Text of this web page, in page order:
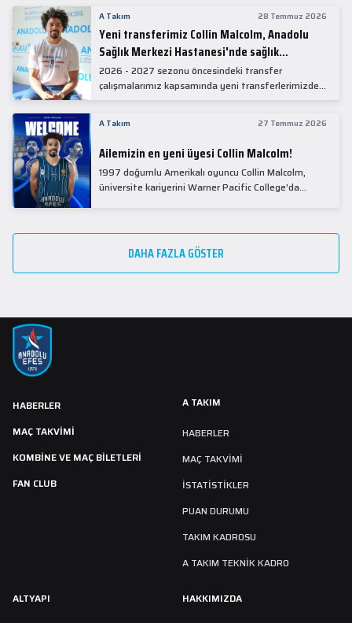
A Takım 28 Temmuz 2026
Yeni transferimiz Collin Malcolm, Anadolu
Sağlık Merkezi Hastanesi'nde sağlık
kontrolünden geçti.
2026 - 2027 sezonu öncesindeki transfer
çalışmalarımız kapsamında yeni transferlerimizden
Collin Malcolm, bugün partnerimiz Anadolu Sağlık
kontrollerinden geçti.
A Takım 27 Temmuz 2026
Ailemizin en yeni üyesi Collin Malcolm!
1997 doğumlu Amerikalı oyuncu Collin Malcolm,
üniversite kariyerini Warner Pacific College'da
DAHA FAZLA GÖSTER
HABERLER
MAÇ TAKVIMI
KOMBİNE VE MAÇ BİLETLERİ
FAN CLUB
A TAKIM
HABERLER
MAÇ TAKVIMI
İSTATİSTİKLER
PUAN DURUMU
TAKIM KADROSU
A TAKIM TEKNİK KADRO
ALTYAPI HAKKIMIZDA